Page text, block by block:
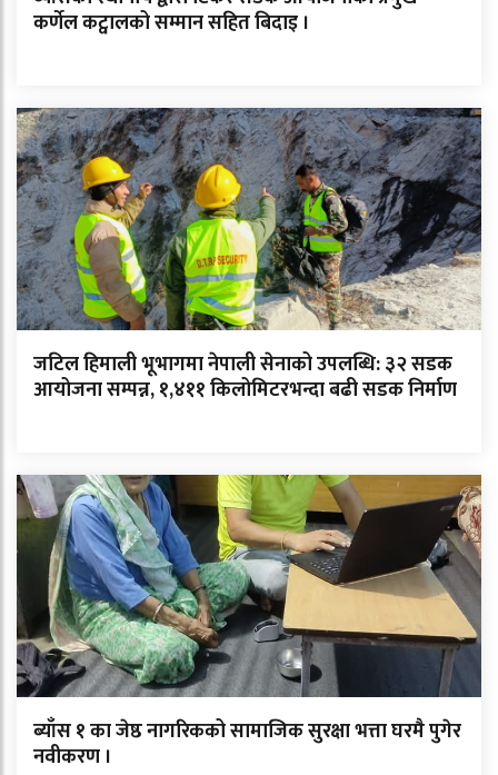
कर्णेल कट्वालको सम्मान सहित बिदाइ ।
जटिल हिमाली भूभागमा नेपाली सेनाको उपलब्धि: ३२ सडक
आयोजना सम्पन्न, १,४११ किलोमिटरभन्दा बढी सडक निर्माण
ब्याँस १ का जेष्ठ नागरिकको सामाजिक सुरक्षा भत्ता घरमै पुगेर
नवीकरण ।